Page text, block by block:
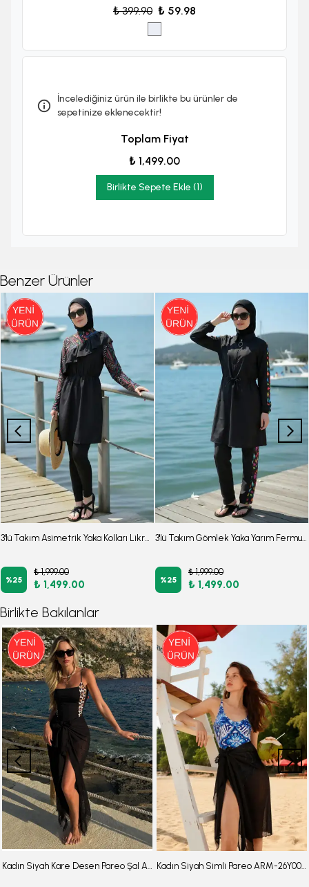
₺ 399.90 ₺ 59.98
İncelediğiniz ürün ile birlikte bu ürünler de
sepetinize eklenecektir!
Toplam Fiyat
₺ 1,499.00
Birlikte Sepete Ekle (1)
Benzer Ürünler
3'lü Takım Asimetrik Yaka Kolları Likralı Beli Lastikli Paraşüt Kumaş Burkini Tesettür Mayo D5
%25
₺ 1,999.00
₺ 1,499.00
3'lü Takım Gömlek Yaka Yarım Fermuarlı Belden Bağlamalı Burkini Paraşüt Kumaş Tesettür Mayo D56
%25
₺ 1,999.00
₺ 1,499.00
Birlikte Bakılanlar
Kadın Siyah Kare Desen Pareo Şal ARM-26Y001114 Kadın Siyah Simli Pareo ARM-26Y001113